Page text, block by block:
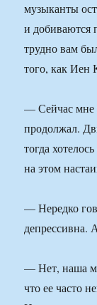
музыканты
и добиваются
трудно вам
того, как Иен
— Сейчас мне
продолжал.
тогда
на этом
— Нередко
депрессивна.
— Нет, наша
что ее часто